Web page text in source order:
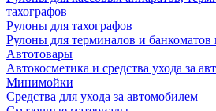
тахографов
Рулоны для тахографов
Рулоны для терминалов и банкоматов
Автотовары
Автокосметика и средства ухода за
Минимойки
Средства для ухода за автомобилем